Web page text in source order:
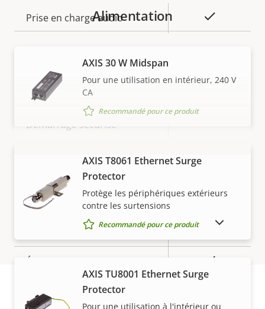
Description
de la
Valeur de
la
Prise en charge audio
Description
propriété
la
propriété
SE signé
Démarrage sécurisé
Description
Valeur de
propriété
Focus à distance Oui
Zoom à distance Oui
Éclairage IR intégré
OptimizedIR
VOIR PLUS
Alimentation
AXIS 30 W Midspan
Pour une utilisation en intérieur, 240 V
CA
Recommandé pour ce produit
AXIS T8061 Ethernet Surge
Protector
Protège les périphériques extérieurs
contre les surtensions
Recommandé pour ce produit
AXIS TU8001 Ethernet Surge
Protector
Pour une utilisation à l'intérieur ou
AFFICHER LES PRODUITS ABANDONNÉS